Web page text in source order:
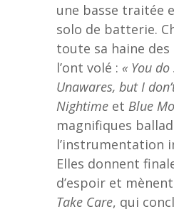
une basse traitée
solo de batterie.
toute sa haine des
l’ont volé : « You
Unawares, but I
Nightime et Blue
magnifiques
l’instrumentation
Elles donnent
d’espoir et
Take Care, qui